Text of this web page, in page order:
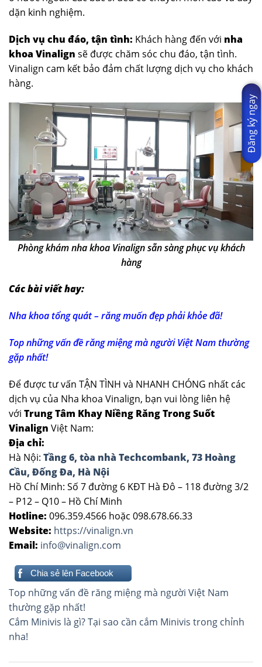
dặn kinh nghiệm.
Dịch vụ chu đáo, tận tình: Khách hàng đến với nha
khoa Vinalign sẽ được chăm sóc chu đáo, tận tình.
Vinalign cam kết bảo đảm chất lượng dịch vụ cho khách
hàng.
Phòng khám nha khoa Vinalign sẵn sàng phục vụ khách
hàng
Các bài viết hay:
Nha khoa tổng quát – răng muốn đẹp phải khỏe đã!
Top những vấn đề răng miệng mà người Việt Nam thường
gặp nhất!
Để được tư vấn TẬN TÌNH và NHANH CHÓNG nhất các
dịch vụ của Nha khoa Vinalign, bạn vui lòng liên hệ
với Trung Tâm Khay Niềng Răng Trong Suốt
Vinalign Việt Nam:
Địa chỉ:
Hà Nội: Tầng 6, tòa nhà Techcombank, 73 Hoàng
Cầu, Đống Đa, Hà Nội
Hồ Chí Minh: Số 7 đường 6 KĐT Hà Đô – 118 đường 3/2
– P12 – Q10 – Hồ Chí Minh
Hotline: 096.359.4566 hoặc 098.678.66.33
Website: https://vinalign.vn
Email: info@vinalign.com
Chia sẻ lên Facebook
Điều
hướng
bài
viết
Top những vấn đề răng miệng mà người Việt Nam
thường gặp nhất!
Cắm Minivis là gì? Tại sao cần cắm Minivis trong chỉnh
nha!
Đăng ký ngay